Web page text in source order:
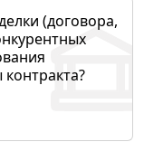
(договора,